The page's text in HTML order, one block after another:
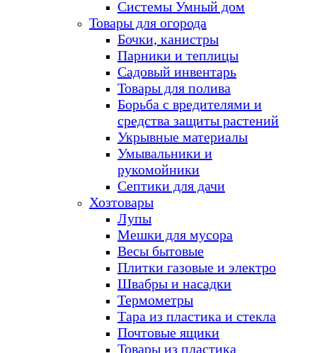
Системы Умный дом
Товары для огорода
Бочки, канистры
Парники и теплицы
Садовый инвентарь
Товары для полива
Борьба с вредителями и
средства защиты растений
Укрывные материалы
Умывальники и
рукомойники
Септики для дачи
Хозтовары
Лупы
Мешки для мусора
Весы бытовые
Плитки газовые и электро
Швабры и насадки
Термометры
Тара из пластика и стекла
Почтовые ящики
Товары из пластика